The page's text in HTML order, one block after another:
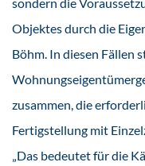
Objektes durch die
Böhm. In diesen Fällen
zusammen, die
Fertigstellung mit
„Das bedeutet für die